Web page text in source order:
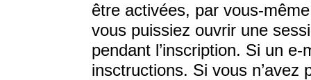
être activées, par vous-
vous puissiez ouvrir une
pendant l’inscription. Si un
insctructions. Si vous n’avez